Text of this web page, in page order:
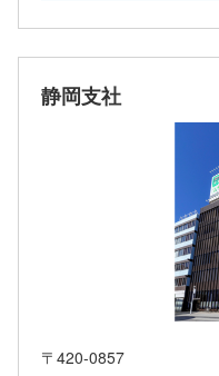
静岡支社
〒420-0857